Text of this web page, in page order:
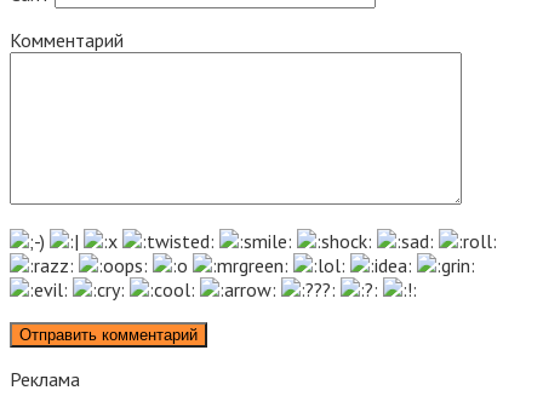
Комментарий
Реклама